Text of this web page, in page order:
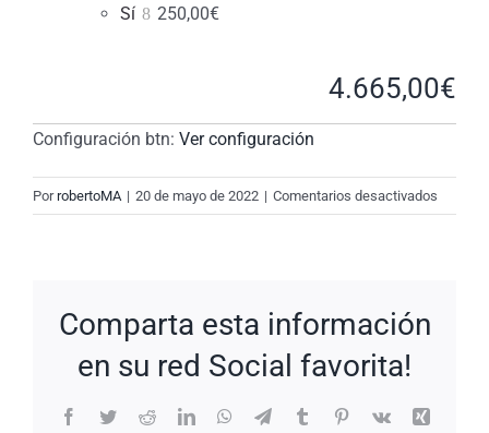
Sí
250,00€
4.665,00€
Configuración btn: Ver configuración
PorrobertoMA | 20 de mayo de 2022 | Comentarios desactivados
New
Comparta esta información
en su red Social favorita!
Facebook
TwitterRedditLinkedInWhatsApp
TelegramTumblrPinterest
Vk Xing